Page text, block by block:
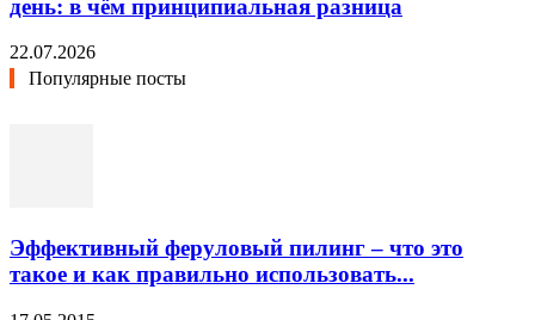
день: в чём принципиальная разница
22.07.2026
Популярные посты
Эффективный феруловый пилинг – что это
такое и как правильно использовать...